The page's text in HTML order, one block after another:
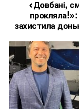
«Довбані,
захистила